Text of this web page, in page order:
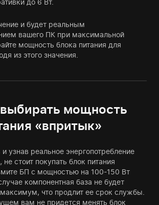
до 6 Вт.
и будет реальным
вашего ПК при максимальной
мощность блока питания для
из этого значения.
мощность
«впритык»
узнав реальное энергопотребление
стоит покупать блок питания
БП с мощностью на 100-150 Вт
компонентная база не будет
что продлит ее срок службы.
вам не придется менять блок